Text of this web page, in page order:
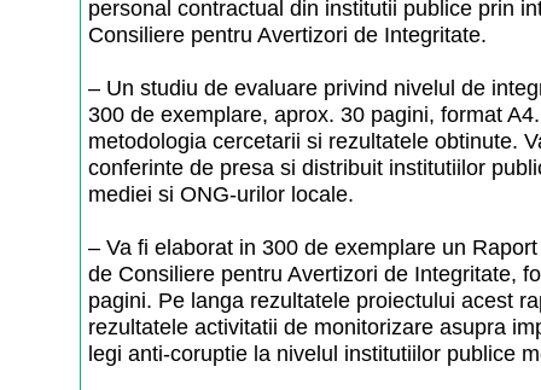
personal contractual din institutii publice prin
Consiliere pentru Avertizori de Integritate.
– Un studiu de evaluare privind nivelul de
300 de exemplare, aprox. 30 pagini, format
metodologia cercetarii si rezultatele obtinute.
conferinte de presa si distribuit institutiilor
mediei si ONG-urilor locale.
– Va fi elaborat in 300 de exemplare un
de Consiliere pentru Avertizori de Integritate,
pagini. Pe langa rezultatele proiectului acest
rezultatele activitatii de monitorizare asupra
legi anti-coruptie la nivelul institutiilor publice